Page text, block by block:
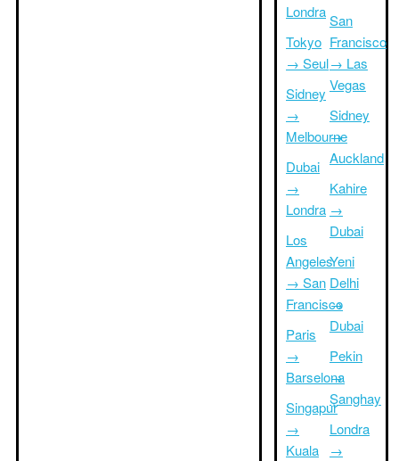
Londra
Tokyo
→ Seul
Sidney
→
Melbourne
Dubai
→
Londra
Los
Angeles
→ San
Francisco
Paris
→
Barselona
Singapur
→
Kuala
San
Francisco
→ Las
Vegas
Sidney
→
Auckland
Kahire
→
Dubai
Yeni
Delhi
→
Dubai
Pekin
→
Şanghay
Londra
→